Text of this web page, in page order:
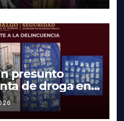
presunto
de droga en
dos detenidos